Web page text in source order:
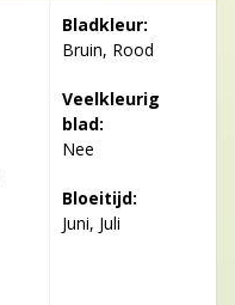
Bladkleur:
Bruin, Rood
Veelkleurig
blad:
Nee
Bloeitijd:
Juni, Juli